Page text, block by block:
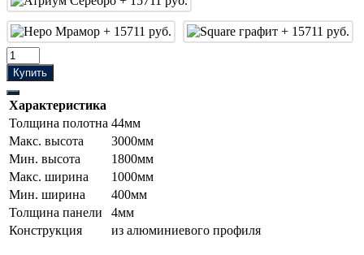
Купить
Характеристика
Толщина полотна 44мм
Макс. высота
3000мм
Мин. высота
1800мм
Макс. ширина
1000мм
Мин. ширина
400мм
Толщина панели
4мм
Конструкция
из алюминиевого профиля